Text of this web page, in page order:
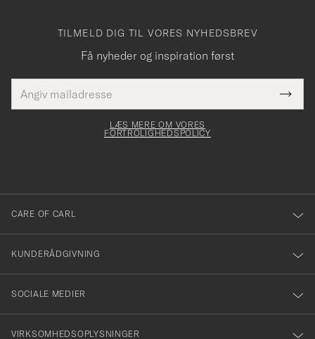
TILMELD DIG TIL VORES NYHEDSBREV
Få nyheder og inspiration først
mailadresse
skal
Tack
för
dig
till
vårt
nyhetsbrev!
LÆS MERE OM VORES
FORTROLIGHEDSPOLICY
CARE OF CARL
KUNDERÅDGIVNING
SOCIALE MEDIER
VIRKSOMHEDSOPLYSNINGER